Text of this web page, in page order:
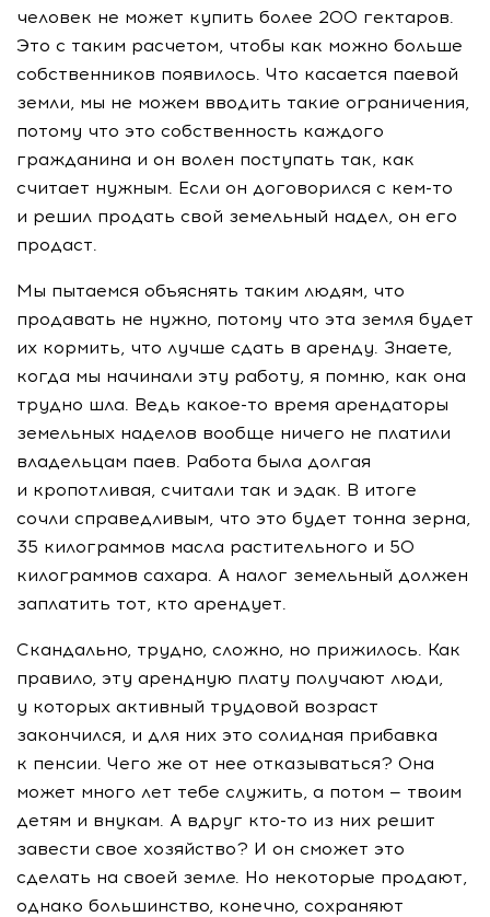
человек не может купить более 200 гектаров.
Это с таким расчетом, чтобы как можно больше
собственников появилось. Что касается паевой
земли, мы не можем вводить такие ограничения,
потому что это собственность каждого
гражданина и он волен поступать так, как
считает нужным. Если он договорился с кем-то
и решил продать свой земельный надел, он его
продаст.
Мы пытаемся объяснять таким людям, что
продавать не нужно, потому что эта земля будет
их кормить, что лучше сдать в аренду. Знаете,
когда мы начинали эту работу, я помню, как она
трудно шла. Ведь какое-то время арендаторы
земельных наделов вообще ничего не платили
владельцам паев. Работа была долгая
и кропотливая, считали так и эдак. В итоге
сочли справедливым, что это будет тонна зерна,
35 килограммов масла растительного и 50
килограммов сахара. А налог земельный должен
заплатить тот, кто арендует.
Скандально, трудно, сложно, но прижилось. Как
правило, эту арендную плату получают люди,
у которых активный трудовой возраст
закончился, и для них это солидная прибавка
к пенсии. Чего же от нее отказываться? Она
может много лет тебе служить, а потом — твоим
детям и внукам. А вдруг кто-то из них решит
завести свое хозяйство? И он сможет это
сделать на своей земле. Но некоторые продают,
однако большинство, конечно, сохраняют